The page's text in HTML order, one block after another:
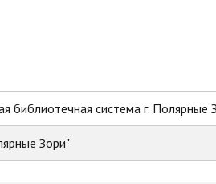
библиотечная система г. Полярные
Зори"